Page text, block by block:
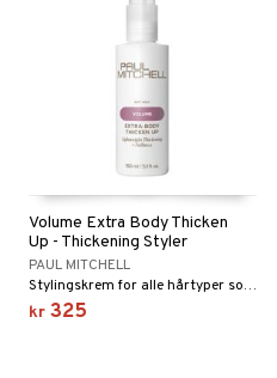
Volume Extra Body Thicken
Up - Thickening Styler
PAUL MITCHELL
Stylingskrem for alle hårtyper som gir volum, fukt, glans og inneholder UV-beskyttelse.
kr 325